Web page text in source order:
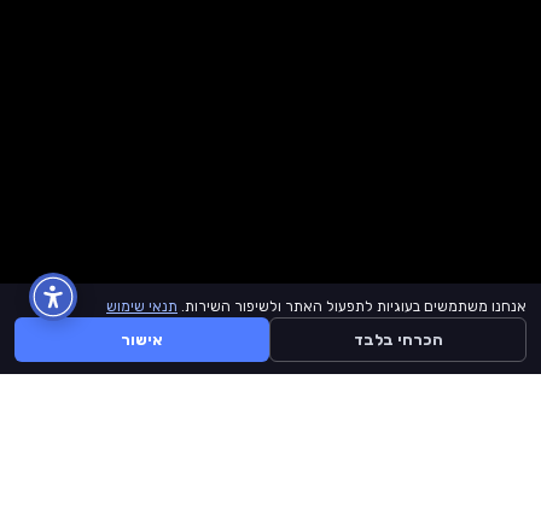
אנחנו משתמשים בעוגיות לתפעול האתר ולשיפור השירות. תנאי שימוש
הכרחי בלבד אישור